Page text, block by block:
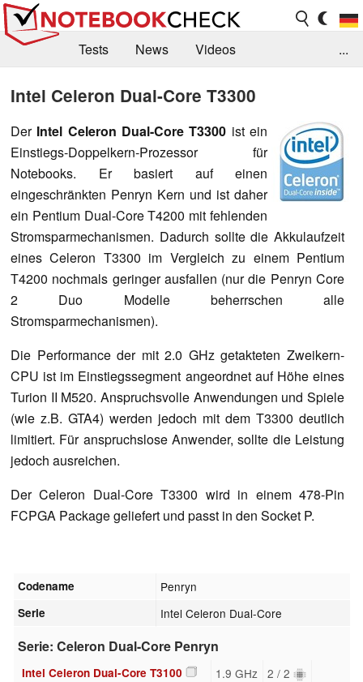
Tests News
Videos
Forum
...
Intel Celeron Dual-Core T3300
Der Intel Celeron Dual-Core T3300 ist ein
Einstiegs-Doppelkern-Prozessor für
Notebooks. Er basiert auf einen
eingeschränkten Penryn Kern und ist daher
ein Pentium Dual-Core T4200 mit fehlenden
Stromsparmechanismen. Dadurch sollte die Akkulaufzeit
eines Celeron T3300 im Vergleich zu einem Pentium
T4200 nochmals geringer ausfallen (nur die Penryn Core
2 Duo Modelle beherrschen alle
Stromsparmechanismen).
Die Performance der mit 2.0 GHz getakteten Zweikern-
CPU ist im Einstiegssegment angeordnet auf Höhe eines
Turion II M520. Anspruchsvolle Anwendungen und Spiele
(wie z.B. GTA4) werden jedoch mit dem T3300 deutlich
limitiert. Für anspruchslose Anwender, sollte die Leistung
jedoch ausreichen.
Der Celeron Dual-Core T3300 wird in einem 478-Pin
FCPGA Package geliefert und passt in den Socket P.
Codename Penryn
Serie Intel Celeron Dual-Core
Serie: Celeron Dual-Core Penryn
Intel Celeron Dual-Core T3100 1.9 GHz 2 / 2